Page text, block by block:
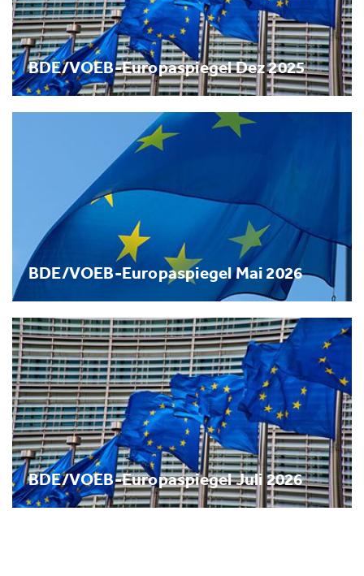
BDE/VOEB-Europaspiegel Dez 2025
BDE/VOEB-Europaspiegel Mai 2026
BDE/VOEB-Europaspiegel Juli 2026